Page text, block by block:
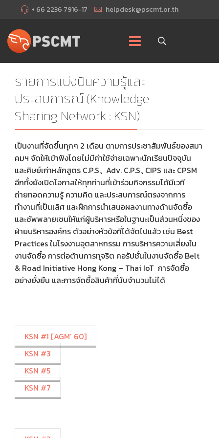
+ 66 2236 7916-17 helpdesk@pscmt.or.th
รายการแบ่งปันความรู้และ
ประสบการณ์ (Knowledge
Sharing Network : KSN)
เป็นงานที่จัดขึ้นทุกๆ 2 เดือน ตามการประชาสัมพันธ์ของสมา
คมฯ จัดให้เข้าฟังโดยไม่มีค่าใช้จ่ายเฉพาะนักเรียนปัจจุบัน
และศิษย์เก่าหลักสูตร C.P.S., Adv. C.P.S., CIPS และ CPSM
อีกทั้งยังเปิดโอกาสให้ทุกท่านที่เข้าร่วมกิจกรรมได้มีเวที
ถ่ายทอดความรู้ ความคิด และประสบการณ์ตรงจากการ
ทำงานที่เป็นเลิศ และฝึกการนำเสนอผลงานทางด้านจัดซื้อ
และซัพพลายเชนให้แก่ผู้บริหารหรือในฐานะเป็นส่วนหนึ่งของ
ฝ่ายบริหารองค์กร ตัวอย่างหัวข้อที่ได้จัดไปแล้ว เช่น Best
Practices ในโรงงานอุตสาหกรรม การบริหารความเสี่ยงใน
งานจัดซื้อ การต่อต้านการทุจริต คอรัปชั่นในงานจัดซื้อ Belt
& Road Initiative Hong Kong – Thai IoT การจัดซื้อ
อย่างยั่งยืน และการจัดซื้อสินค้าที่นับจำนวนไม่ได้
KSN #1 [AGM' 60]
KSN #3
KSN #5
KSN #7